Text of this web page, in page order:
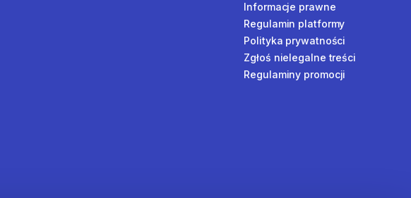
Informacje prawne
Regulamin platformy
Polityka prywatności
Zgłoś nielegalne treści
Regulaminy promocji